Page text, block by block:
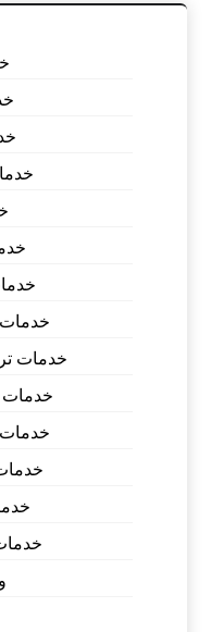
خدمات
خدمات
خدمات
خدمات